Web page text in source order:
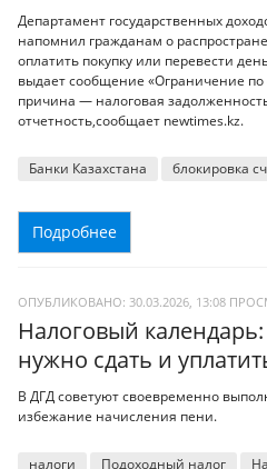
Департамент государственных
напомнил гражданам о
оплатить покупку или перевести
выдает сообщение «Ограничение по
причина — налоговая
отчетность,сообщает newtimes.kz.
Банки Казахстана блокировка
Подробнее
ОПУБЛИКОВАНО: 30.03.2026, 13:08
Налоговый
нужно сдать и
В ДГД советуют своевременно
избежание начисления пени.
налоги Подоходный налог